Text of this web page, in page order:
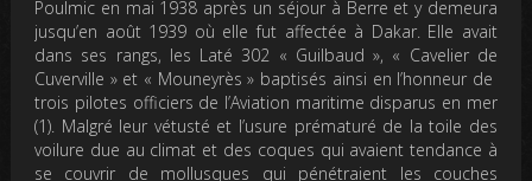
Poulmic en mai 1938 après un séjour à Berre et y demeura
jusqu’en août 1939 où elle fut affectée à Dakar. Elle avait
dans ses rangs, les Laté 302 « Guilbaud », « Cavelier de
Cuverville » et « Mouneyrès » baptisés ainsi en l’honneur de
trois pilotes officiers de l’Aviation maritime disparus en mer
(1). Malgré leur vétusté et l’usure prématuré de la toile des
voilure due au climat et des coques qui avaient tendance à
se couvrir de mollusques qui pénétraient les couches